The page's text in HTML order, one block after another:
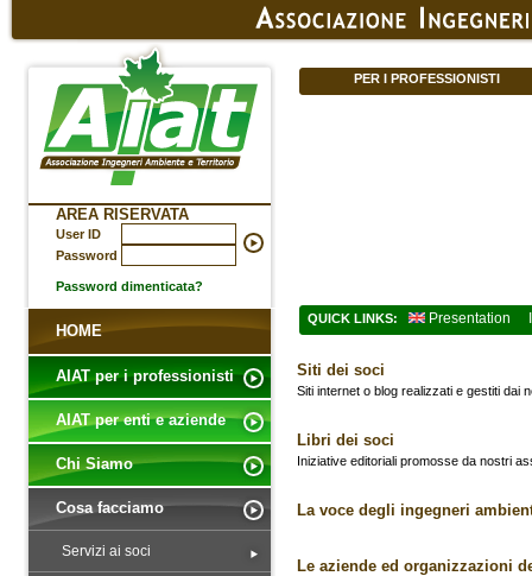
AREA RISERVATA
User ID
Password
Password dimenticata?
PER I PROFESSIONISTI
HOME
AIAT per i professionisti
AIAT per enti e aziende
Chi Siamo
Cosa facciamo
Servizi ai soci
QUICK LINKS: Presentation
Siti dei soci
Siti internet o blog realizzati e gestiti dai
Libri dei soci
Iniziative editoriali promosse da nostri
La voce degli ingegneri
Le aziende ed organizzazioni